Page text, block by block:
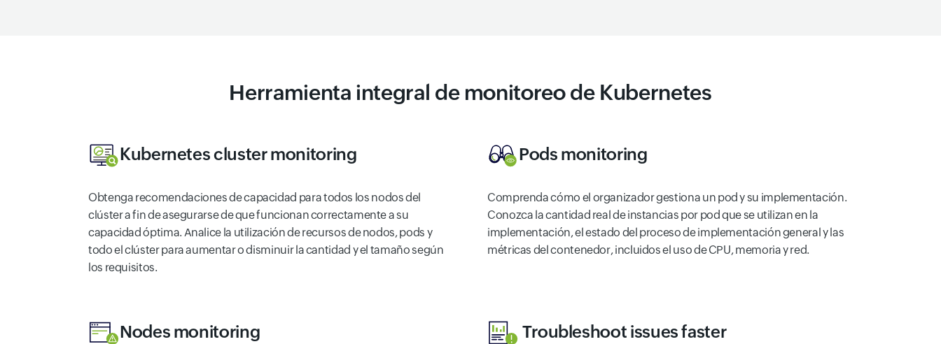
Herramienta integral de monitoreo de Kubernetes
Kubernetes cluster monitoring
Obtenga recomendaciones de capacidad para todos los nodos del
clúster a fin de asegurarse de que funcionan correctamente a su
capacidad óptima. Analice la utilización de recursos de nodos, pods y
todo el clúster para aumentar o disminuir la cantidad y el tamaño según
los requisitos.
Pods monitoring
Comprenda cómo el organizador gestiona un pod y su implementación.
Conozca la cantidad real de instancias por pod que se utilizan en la
implementación, el estado del proceso de implementación general y las
métricas del contenedor, incluidos el uso de CPU, memoria y red.
Nodes monitoring Troubleshoot issues faster